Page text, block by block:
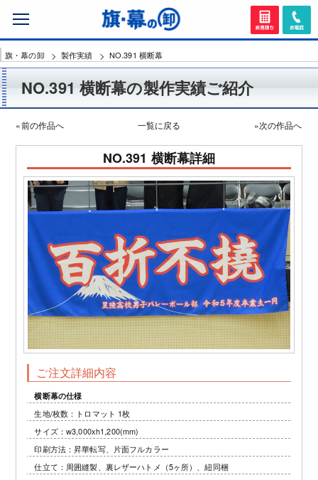
旗・幕の卸 製作実績 NO.391 横断幕
NO.391 横断幕の製作実績ご紹介
«前の作品へ »次の作品へ
一覧に戻る
NO.391 横断幕詳細
ご注文詳細内容
横断幕の仕様
生地/枚数：トロマット 1枚
サイズ：w3,000xh1,200(mm)
印刷方法：昇華転写、片面フルカラー
仕立て：周囲縫製、裏レザーハトメ（5ヶ所）、紐同梱